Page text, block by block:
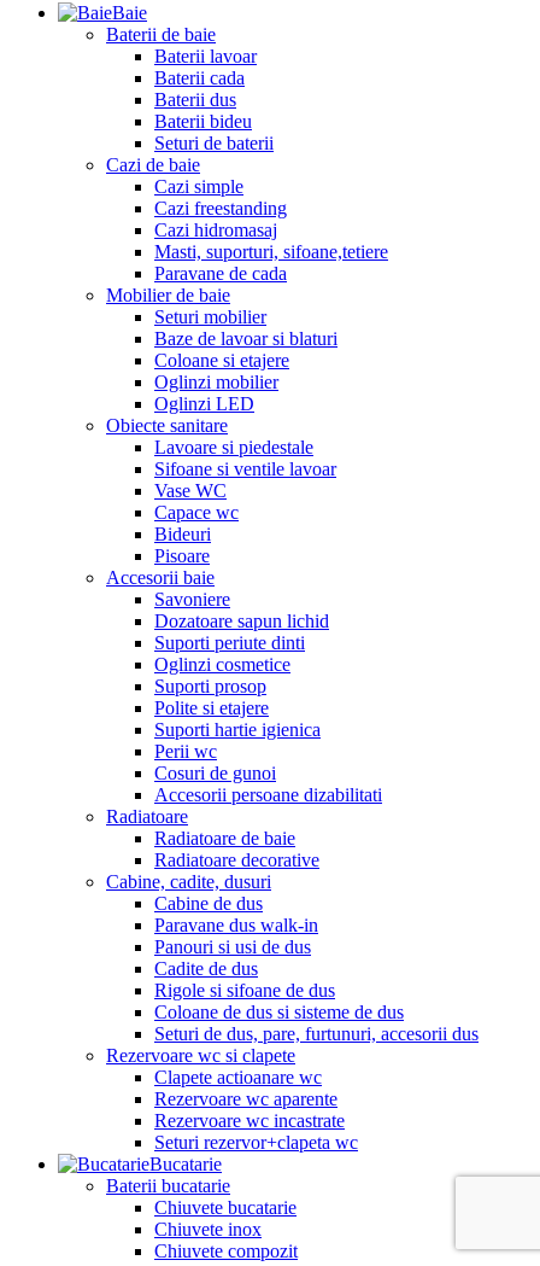
Baie
Baterii de baie
Baterii lavoar
Baterii cada
Baterii dus
Baterii bideu
Seturi de baterii
Cazi de baie
Cazi simple
Cazi freestanding
Cazi hidromasaj
Masti, suporturi, sifoane,tetiere
Paravane de cada
Mobilier de baie
Seturi mobilier
Baze de lavoar si blaturi
Coloane si etajere
Oglinzi mobilier
Oglinzi LED
Obiecte sanitare
Lavoare si piedestale
Sifoane si ventile lavoar
Vase WC
Capace wc
Bideuri
Pisoare
Accesorii baie
Savoniere
Dozatoare sapun lichid
Suporti periute dinti
Oglinzi cosmetice
Suporti prosop
Polite si etajere
Suporti hartie igienica
Perii wc
Cosuri de gunoi
Accesorii persoane dizabilitati
Radiatoare
Radiatoare de baie
Radiatoare decorative
Cabine, cadite, dusuri
Cabine de dus
Paravane dus walk-in
Panouri si usi de dus
Cadite de dus
Rigole si sifoane de dus
Coloane de dus si sisteme de dus
Seturi de dus, pare, furtunuri, accesorii dus
Rezervoare wc si clapete
Clapete actioanare wc
Rezervoare wc aparente
Rezervoare wc incastrate
Seturi rezervor+clapeta wc
Bucatarie
Baterii bucatarie
Chiuvete bucatarie
Chiuvete inox
Chiuvete compozit